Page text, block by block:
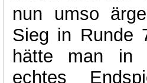
nun umso
Sieg in Runde
hätte man in
echtes